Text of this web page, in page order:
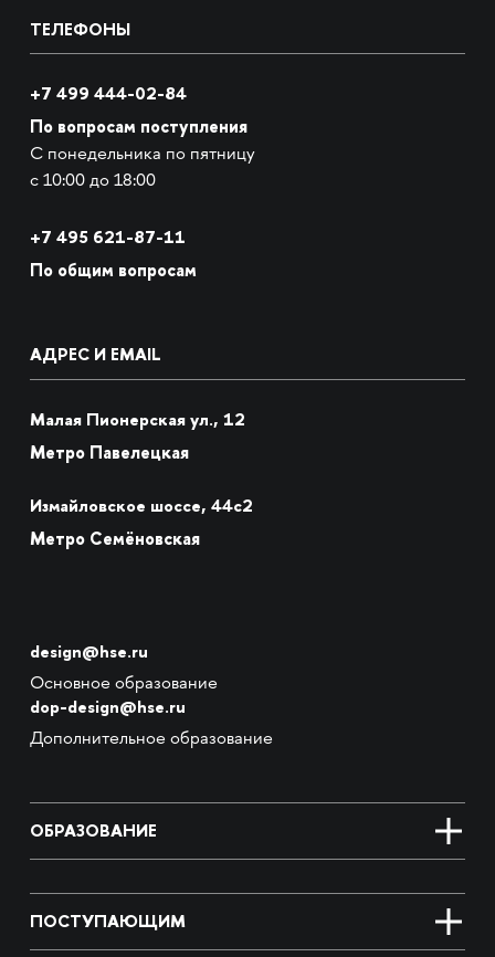
ТЕЛЕФОНЫ
+7 499 444-02-84
По вопросам поступления
С понедельника по пятницу
с 10:00 до 18:00
+7 495 621-87-11
По общим вопросам
АДРЕС И EMAIL
Малая Пионерская ул., 12
Метро Павелецкая
Измайловское шоссе, 44с2
Метро Семёновская
design@hse.ru
Основное образование
dop-design@hse.ru
Дополнительное образование
ОБРАЗОВАНИЕ
ПОСТУПАЮЩИМ